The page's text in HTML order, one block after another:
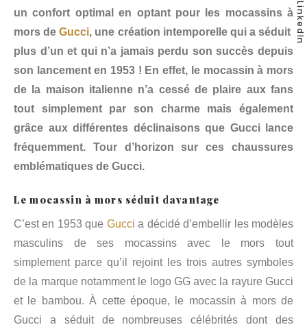
LinkedIn
un confort optimal en optant pour les mocassins à
mors deGucci, une création intemporelle qui a séduit
plus d’un et qui n’a jamais perdu son succès depuis
son lancement en 1953 ! En effet, le mocassin à mors
de la maison italienne n’a cessé de plaire aux fans
tout simplement par son charme mais également
grâce aux différentes déclinaisons que Gucci lance
fréquemment. Tour d’horizon sur ces chaussures
emblématiques de Gucci.
Le mocassin à mors séduit davantage
C’est en 1953 que Gucci a décidé d’embellir les modèles
masculins de ses mocassins avec le mors tout
simplement parce qu’il rejoint les trois autres symboles
de la marque notamment le logo GG avec la rayure Gucci
et le bambou. À cette époque, le mocassin à mors de
Gucci a séduit de nombreuses célébrités dont des